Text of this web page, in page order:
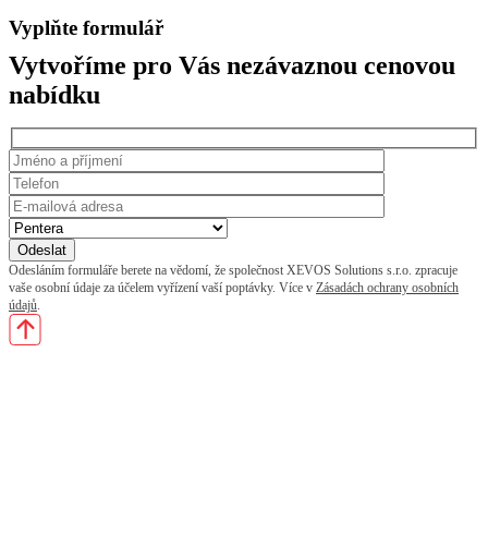
Vyplňte formulář
Vytvoříme pro Vás nezávaznou cenovou
nabídku
Odesláním formuláře berete na vědomí, že společnost XEVOS Solutions s.r.o. zpracuje
vaše osobní údaje za účelem vyřízení vaší poptávky. Více v Zásadách ochrany osobních
údajů.